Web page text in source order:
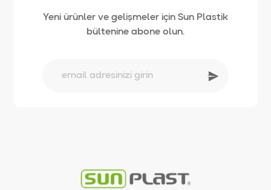
Yeni ürünler ve gelişmeler için Sun Plastik
bültenine abone olun.